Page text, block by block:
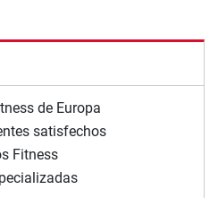
de Europa
satisfechos
Fitness